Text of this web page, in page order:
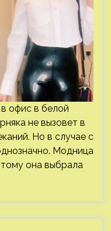
офис в белой
не вызовет в
Но в случае с
Модница
она выбрала